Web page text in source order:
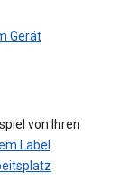
Gerät
von Ihren
Label